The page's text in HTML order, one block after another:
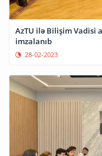
AzTU ilə Bilişim Vadisi
imzalanıb
28-02-2023